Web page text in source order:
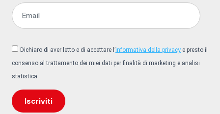
Dichiaro di aver letto e di accettare l’informativa della privacy e presto il
consenso al trattamento dei miei dati per finalità di marketing e analisi
statistica.
Iscriviti